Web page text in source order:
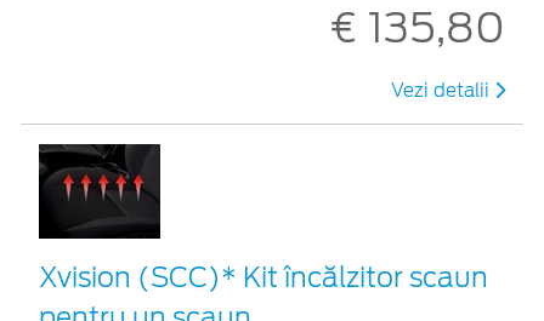
€ 135,80
Vezi detalii
Xvision (SCC)* Kit încălzitor scaun